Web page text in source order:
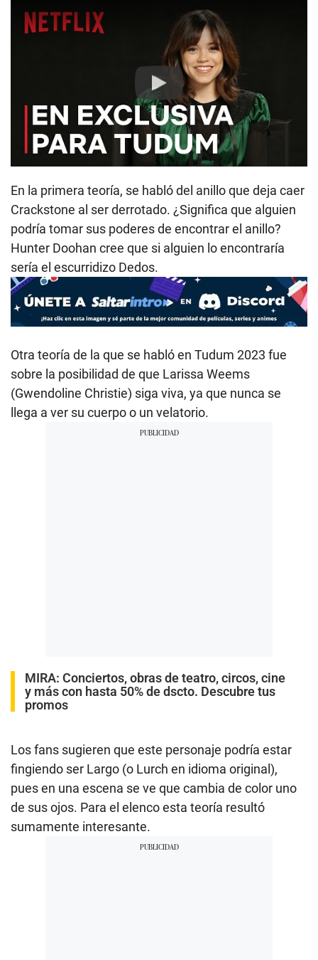
Play
En la primera teoría, se habló del anillo que deja caer
Crackstone al ser derrotado. ¿Significa que alguien
podría tomar sus poderes de encontrar el anillo?
Hunter Doohan cree que si alguien lo encontraría
sería el escurridizo Dedos.
Otra teoría de la que se habló en Tudum 2023 fue
sobre la posibilidad de que Larissa Weems
(Gwendoline Christie) siga viva, ya que nunca se
llega a ver su cuerpo o un velatorio.
MIRA: Conciertos, obras de teatro, circos, cine
y más con hasta 50% de dscto. Descubre tus
promos
Los fans sugieren que este personaje podría estar
fingiendo ser Largo (o Lurch en idioma original),
pues en una escena se ve que cambia de color uno
de sus ojos. Para el elenco esta teoría resultó
sumamente interesante.